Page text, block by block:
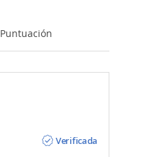
Puntuación
Verificada